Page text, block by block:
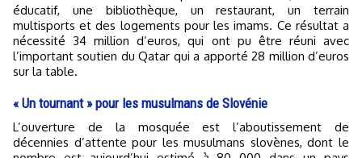
éducatif, une bibliothèque, un restaurant, un terrain
multisports et des logements pour les imams. Ce résultat a
nécessité 34 million d’euros, qui ont pu être réuni avec
l’important soutien du Qatar qui a apporté 28 million d’euros
sur la table.
« Un tournant » pour les musulmans de Slovénie
L’ouverture de la mosquée est l’aboutissement de
décennies d’attente pour les musulmans slovènes, dont le